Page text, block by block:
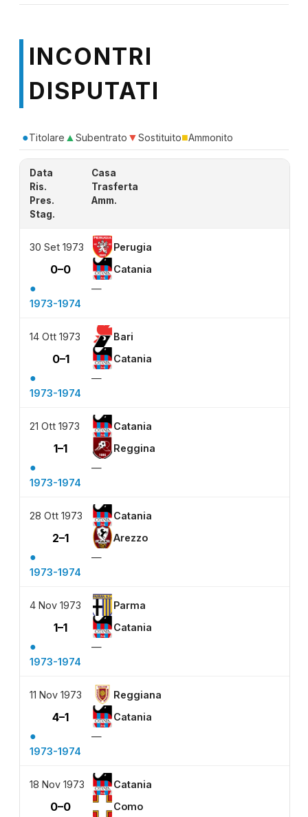
INCONTRI
DISPUTATI
●Titolare ▲Subentrato ▼Sostituito■Ammonito
Data
Casa
Ris.
Trasferta
Pres.
Amm.
Stag.
30 Set 1973 Perugia
0–0 Catania
●
—
1973-1974
14 Ott 1973 Bari
0–1 Catania
●
—
1973-1974
21 Ott 1973 Catania
1–1 Reggina
●
—
1973-1974
28 Ott 1973 Catania
2–1 Arezzo
●
—
1973-1974
4 Nov 1973 Parma
1–1 Catania
●
—
1973-1974
11 Nov 1973 Reggiana
4–1 Catania
●
—
1973-1974
18 Nov 1973 Catania
0–0 Como